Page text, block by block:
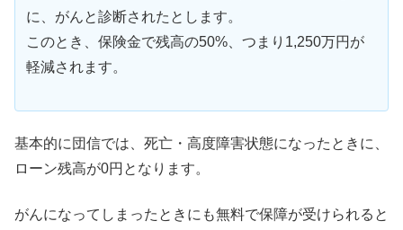
に、がんと診断されたとします。
このとき、保険金で残高の50%、つまり1,250万円が
軽減されます。
基本的に団信では、死亡・高度障害状態になったときに、
ローン残高が0円となります。
がんになってしまったときにも無料で保障が受けられると